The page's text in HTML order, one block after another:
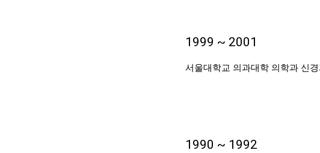
1999 ~ 2001
서울대학교 의과대학 의학과 신
1990 ~ 1992